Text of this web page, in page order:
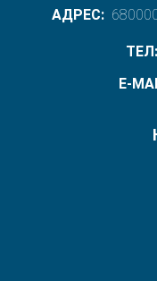
АДРЕС:
ТЕЛ:
E-